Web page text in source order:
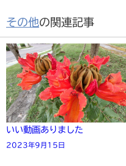
その他の関連記事
いい動画ありました
2023年9月15日